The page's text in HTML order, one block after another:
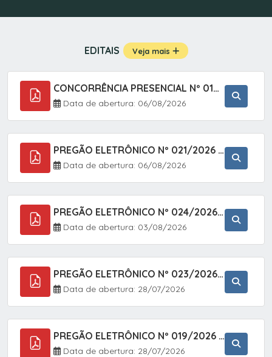
EDITAIS Veja mais
CONCORRÊNCIA PRESENCIAL Nº 019/2025 - PAVIMENTAÇÃO ASFÁLTICA EM TRECHO DA RUA 2 NO BAIRRO VILA SOARES NO MUNICÍPIO DE SETE BARRAS/SP.
Data de abertura: 06/08/2026
PREGÃO ELETRÔNICO Nº 021/2026 - AQUISIÇÃO DE CONTENTORES E CARRINHOS, DESTINADOS A COLETIVA E MANEJO DE RESÍDUOS SÓLIDOS, ATRAVÉS DO SISTEMA DE REGISTRO DE PREÇOS (SRP)
Data de abertura: 06/08/2026
PREGÃO ELETRÔNICO Nº 024/2026 - AQUISIÇÃO DE GÁS MEDICINAL TIPO OXIGÊNIO (1,00 M3, 3,00 M3 E 10,00 M3), EM ATENDIMENTO À SECRETARIA MUNICIPAL DE SAÚDE, ATRAVÉS DO SISTEMA DE REGISTRO DE PREÇOS (SRP)
Data de abertura: 03/08/2026
PREGÃO ELETRÔNICO Nº 023/2026 - AQUISIÇÃO DE ENXOVAL INFANTIL, EM ATENDIMENTO À SECRETARIA MUNICIPAL DE EDUCAÇÃO, ATRAVÉS DO SISTEMA DE REGISTRO DE PREÇOS (SRP).
Data de abertura: 28/07/2026
PREGÃO ELETRÔNICO Nº 019/2026 - CONTRATAÇÃO DE EMPRESA ESPECIALIZADA PARA A PRESTAÇÃO DE SERVIÇOS VETERINÁRIOS CLÍNICOS E CIRÚRGICOS, COM FOCO EM AÇÕES DE SAÚDE PÚBLICA, BEM-ESTAR ANIMAL E CONTROLE POPULACIONAL ÉTICO DE CÃES E GATOS, EM ATENDIMENTO À
Data de abertura: 28/07/2026